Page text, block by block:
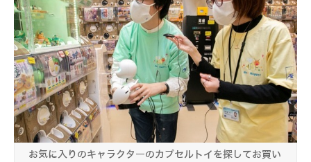
お気に入りのキャラクターのカプセルトイを探してお買い